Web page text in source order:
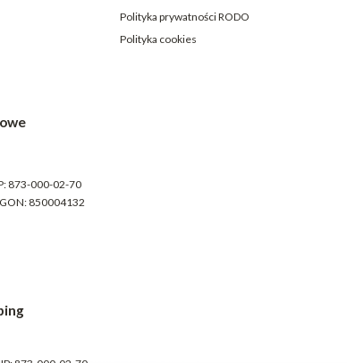
Polityka prywatności RODO
Polityka cookies
873-000-02-70
850004132